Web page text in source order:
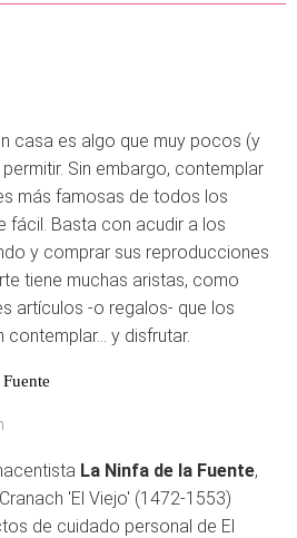
casa es algo que muy pocos (y
Sin embargo, contemplar
más famosas de todos los
fácil. Basta con acudir a los
y comprar sus reproducciones
tiene muchas aristas, como
artículos -o regalos- que los
y disfrutar.
La Ninfa de la Fuente,
'El Viejo' (1472-1553)
de cuidado personal de El